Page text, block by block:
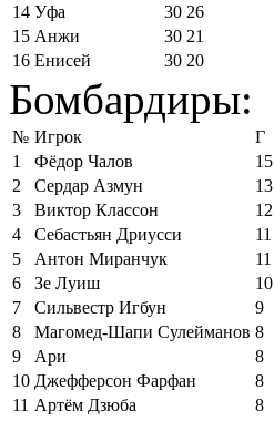
14 Уфа 30 26
15 Анжи 30 21
16 Енисей 30 20
Бомбардиры:
№ Игрок
Г
1
Фёдор Чалов
15
2
Сердар Азмун
13
3
Виктор Классон
12
4
Себастьян Дриусси
11
5
Антон Миранчук
11
6
Зе Луиш
10
7
Сильвестр Игбун
9
8
Магомед-Шапи Сулейманов 8
9
Ари
8
10 Джефферсон Фарфан
8
11 Артём Дзюба
8